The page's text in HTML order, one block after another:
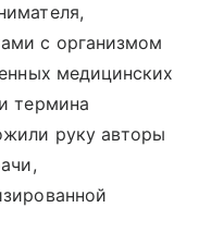
с организмом
медицинских
термина
руку авторы